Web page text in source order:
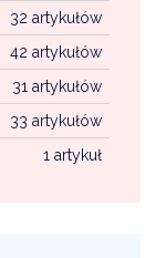
32 artykułów
42 artykułów
31 artykułów
33 artykułów
1 artykuł